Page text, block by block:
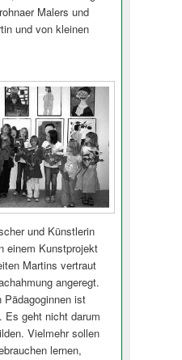
Malers und
und von kleinen
und Künstlerin
einem Kunstprojekt
Martins vertraut
angeregt.
Pädagoginnen ist
Es geht nicht darum
Vielmehr sollen
lernen,